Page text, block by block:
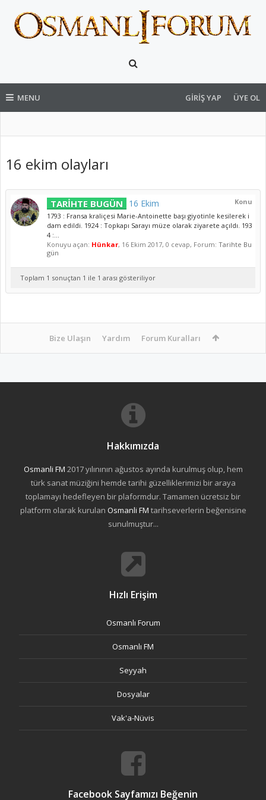
MENU GIRIŞ YAP ÜYE OL
16 ekim olayları
Konu
TARİHTE BUGÜN 16 Ekim
1793 : Fransa kraliçesi Marie-Antoinette başı giyotinle kesilerek i
dam edildi. 1924 : Topkapı Sarayı müze olarak ziyarete açıldı. 193
4 :...
Konuyu açan: Hünkar, 16 Ekim 2017, 0 cevap, Forum: Tarihte Bu
gün
Toplam 1 sonuçtan 1 ile 1 arası gösteriliyor
Bize Ulaşın Yardım Forum Kuralları
Hakkımızda
Osmanli FM 2017 yılınının ağustos ayında kurulmuş olup, hem
türk sanat müziğini hemde tarihi güzelliklerimizi bir araya
toplamayı hedefleyen bir plaformdur. Tamamen ücretsiz bir
platform olarak kurulan Osmanli FM tarihseverlerin beğenisine
sunulmuştur...
Hızlı Erişim
Osmanlı Forum
Osmanlı FM
Seyyah
Dosyalar
Vak'a-Nüvis
Facebook Sayfamızı Beğenin